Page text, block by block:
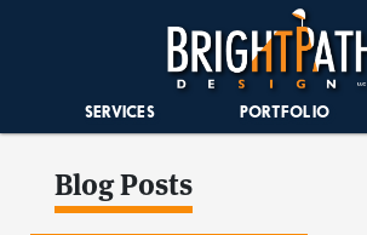
SERVICES PORTFOLIO
Blog Posts